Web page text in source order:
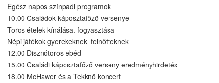
Egész napos színpadi programok
10.00 Családok káposztafőző versenye
Toros ételek kínálása, fogyasztása
Népi játékok gyerekeknek, felnőtteknek
12.00 Disznótoros ebéd
15.00 Családi káposztafőző verseny eredményhirdetés
18.00 McHawer és a Tekknő koncert